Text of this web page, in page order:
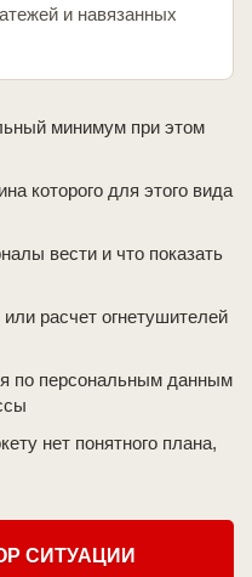
и навязанных
минимум при этом
которого для этого вида
вести и что показать
расчет огнетушителей
по персональным данным
нет понятного плана,
СИТУАЦИИ